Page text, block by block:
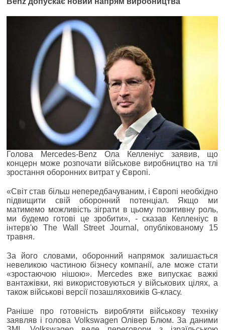
Голова Mercedes-Benz Ола Келленіус заявив, що
концерн може розпочати військове виробництво на тлі
зростання оборонних витрат у Європі.
«Світ став більш непередбачуваним, і Європі необхідно
підвищити свій оборонний потенціал. Якщо ми
матимемо можливість зіграти в цьому позитивну роль,
ми будемо готові це зробити», - сказав Келленіус в
інтерв'ю The Wall Street Journal, опублікованому 15
травня.
За його словами, оборонний напрямок залишається
невеликою частиною бізнесу компанії, але може стати
«зростаючою нішою». Mercedes вже випускає важкі
вантажівки, які використовуються у військових цілях, а
також військові версії позашляховиків G-класу.
Раніше про готовність виробляти військову техніку
заявляв і голова Volkswagen Олівер Блюм. За даними